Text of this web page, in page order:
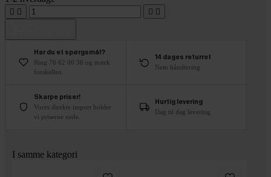
   
Har du et spørgsmål?
Ring 76 62 00 36 og mærk
forskellen.
14 dages returret
Nem håndtering
Skarpe priser!
Vores direkte import holder
vi priserne nede.
Hurtig levering
Dag til dag levering
I samme kategori